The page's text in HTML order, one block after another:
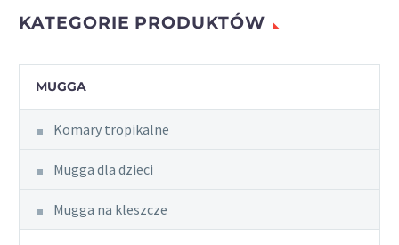
KATEGORIE PRODUKTÓW
MUGGA
Komary tropikalne
Mugga dla dzieci
Mugga na kleszcze